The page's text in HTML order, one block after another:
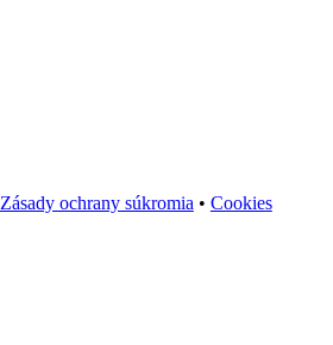
Zásady ochrany súkromia • Cookies